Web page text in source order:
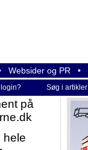
Websider og PR •
Søg i artikler
på
hele